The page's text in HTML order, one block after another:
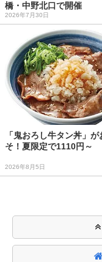
橋・中野北口で開催
2026年7月30日
「鬼おろし牛タン丼」が
そ！夏限定で1110円～
2026年8月5日